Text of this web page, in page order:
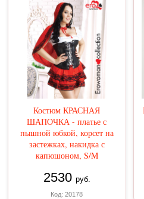
Костюм КРАСНАЯ
ШАПОЧКА - платье с
пышной юбкой, корсет на
застежках, накидка с
капюшоном, S/M
2530 руб.
Код: 20178